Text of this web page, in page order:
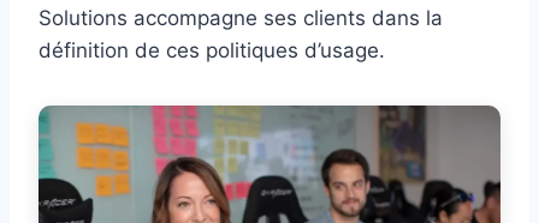
Solutions accompagne ses clients dans la
définition de ces politiques d’usage.